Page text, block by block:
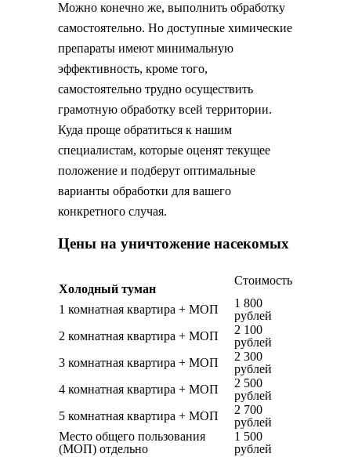
Можно конечно же, выполнить обработку
самостоятельно. Но доступные химические
препараты имеют минимальную
эффективность, кроме того,
самостоятельно трудно осуществить
грамотную обработку всей территории.
Куда проще обратиться к нашим
специалистам, которые оценят текущее
положение и подберут оптимальные
варианты обработки для вашего
конкретного случая.
Цены на уничтожение насекомых
Холодный туман
Стоимость
1 комнатная квартира + МОП
1 800
рублей
2 комнатная квартира + МОП
2 100
рублей
3 комнатная квартира + МОП
2 300
рублей
4 комнатная квартира + МОП
2 500
рублей
5 комнатная квартира + МОП
2 700
рублей
Место общего пользования
(МОП) отдельно
1 500
рублей